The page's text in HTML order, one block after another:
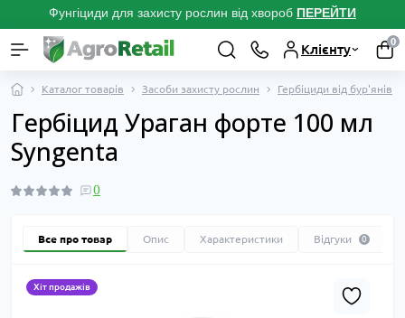
Фунгіциди для захисту рослин від хвороб ПЕРЕЙТИ
Клієнту
0
Каталог товарів Засоби захисту рослин Гербіциди від бур'янів
Гербіцид Ураган форте 100 мл
Syngenta
0
Все про товар Опис Характеристики Відгуки 0
Хіт продажів